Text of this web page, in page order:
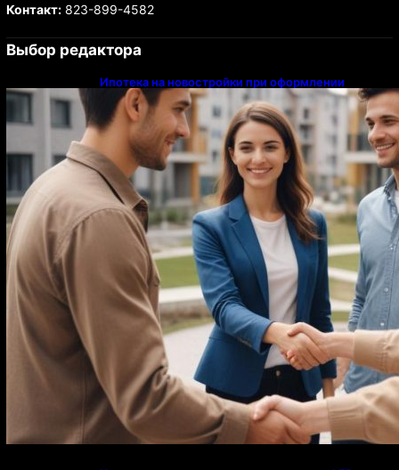
Контакт:823-899-4582
Выбор редактора
Ипотека на новостройки при оформлении
напрямую у застройщика